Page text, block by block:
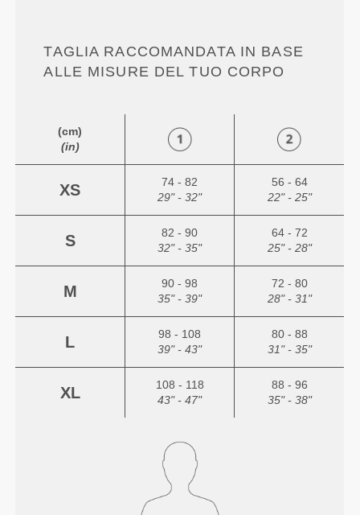
TAGLIA RACCOMANDATA IN BASE
ALLE MISURE DEL TUO CORPO
(cm)
(in)
XS
74 - 82
29" - 32"
56 - 64
22" - 25"
S
82 - 90
32" - 35"
64 - 72
25" - 28"
M
90 - 98
35" - 39"
72 - 80
28" - 31"
L
98 - 108
39" - 43"
80 - 88
31" - 35"
XL
108 - 118
43" - 47"
88 - 96
35" - 38"